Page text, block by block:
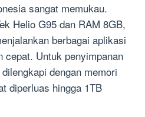
sangat memukau.
Helio G95 dan RAM 8GB,
berbagai aplikasi
cepat. Untuk penyimpanan
dengan memori
diperluas hingga 1TB